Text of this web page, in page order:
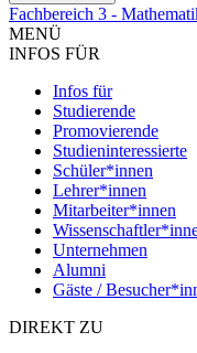
Fachbereich 3 -
MENÜ
INFOS FÜR
Infos für
Studierende
Promovierende
Studieninteressierte
Schüler*innen
Lehrer*innen
Mitarbeiter*innen
Unternehmen
Alumni
Gäste /
DIREKT ZU